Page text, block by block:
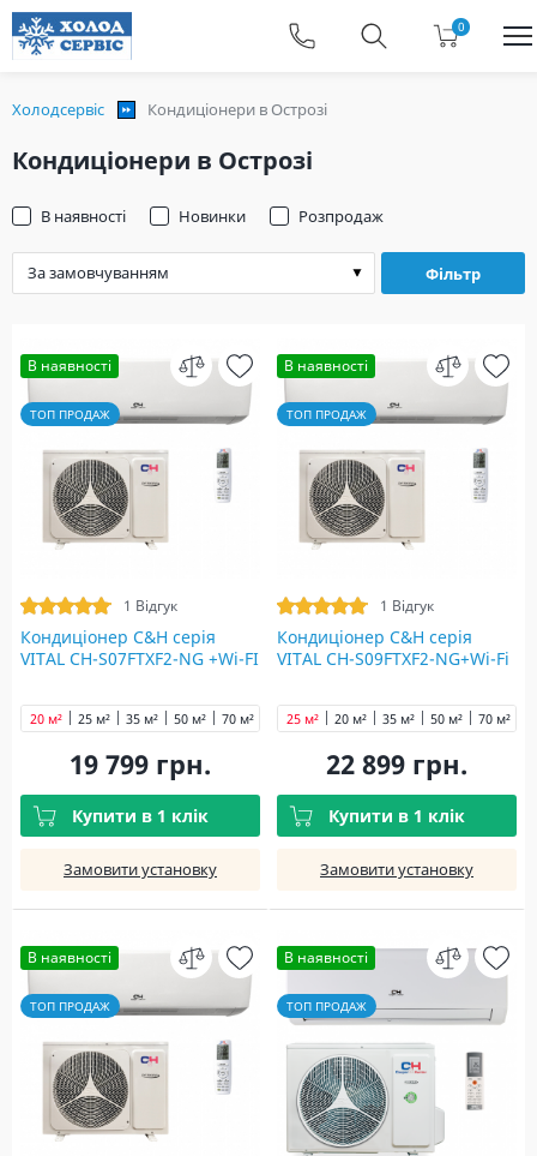
0
Холодсервіс Кондиціонери в Острозі
Кондиціонери в Острозі
Фільтр
В наявності Новинки Розпродаж
В наявності
ТОП ПРОДАЖ
1 Відгук
Кондиціонер C&H cерія
VITAL CH-S07FTXF2-NG +Wi-FI
20 м² 25 м² 35 м² 50 м² 70 м²
19 799 грн.
Купити в 1 клік
Замовити установку
В наявності
ТОП ПРОДАЖ
1 Відгук
Кондиціонер C&H cерія
VITAL CH-S09FTXF2-NG+Wi-Fi
20 м²
25 м² 35 м² 50 м² 70 м²
22 899 грн.
Купити в 1 клік
Замовити установку
В наявності
ТОП ПРОДАЖ
В наявності
ТОП ПРОДАЖ